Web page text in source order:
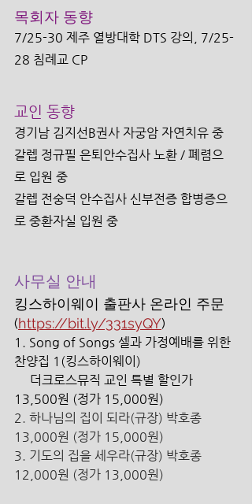
목회자 동향
7/25-30 제주 열방대학 DTS 강의, 7/25-
28 침례교 CP
교인 동향
경기남 김지선B권사 자궁암 자연치유 중
갈렙 정규필 은퇴안수집사 노환 / 폐렴으
로 입원 중
갈렙 전숭덕 안수집사 신부전증 합병증으
로 중환자실 입원 중
사무실 안내
킹스하이웨이 출판사 온라인 주문
(https://bit.ly/331syQY)
1. Song of Songs 셀과 가정예배를 위한
찬양집 1(킹스하이웨이)
13,500원 (정가 15,000원)
2. 하나님의 집이 되라(규장) 박호종
13,000원 (정가 15,000원)
3. 기도의 집을 세우라(규장) 박호종
12,000원 (정가 13,000원)